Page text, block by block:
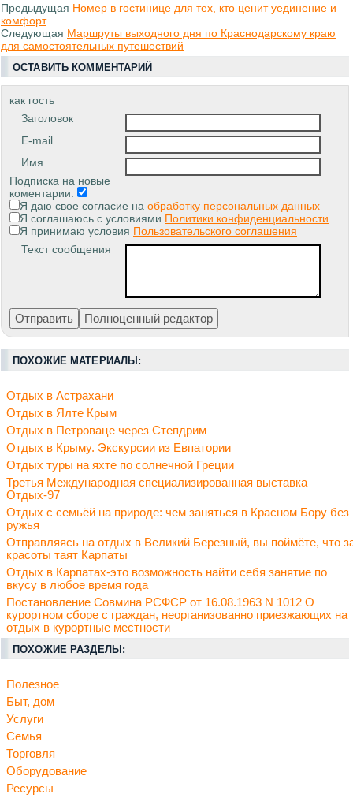
Предыдущая Номер в гостинице для тех, кто ценит уединение и
комфорт
Следующая Маршруты выходного дня по Краснодарскому краю
для самостоятельных путешествий
ОСТАВИТЬ КОММЕНТАРИЙ
как гость
Заголовок
E-mail
Имя
Подписка на новые
коментарии:
Я даю свое согласие на обработку персональных данных
Я соглашаюсь с условиями Политики конфиденциальности
Я принимаю условия Пользовательского соглашения
Текст сообщения
ПОХОЖИЕ МАТЕРИАЛЫ:
Отдых в Астрахани
Отдых в Ялте Крым
Отдых в Петроваце через Степдрим
Отдых в Крыму. Экскурсии из Евпатории
Отдых туры на яхте по солнечной Греции
Третья Международная специализированная выставка
Отдых-97
Отдых с семьёй на природе: чем заняться в Красном Бору без
ружья
Отправляясь на отдых в Великий Березный, вы поймёте, что
красоты таят Карпаты
Отдых в Карпатах-это возможность найти себя занятие по
вкусу в любое время года
Постановление Совмина РСФСР от 16.08.1963 N 1012 О
курортном сборе с граждан, неорганизованно приезжающих на
отдых в курортные местности
ПОХОЖИЕ РАЗДЕЛЫ:
Полезное
Быт, дом
Услуги
Семья
Торговля
Оборудование
Ресурсы